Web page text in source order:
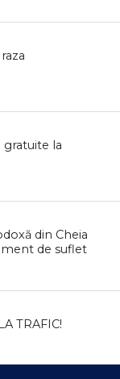
la
din Cheia
de suflet
TRAFIC!